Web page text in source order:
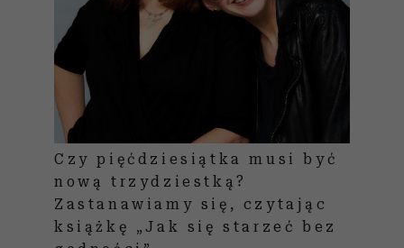
Czy pięćdziesiątka musi być
nową trzydziestką?
Zastanawiamy się, czytając
książkę „Jak się starzeć bez